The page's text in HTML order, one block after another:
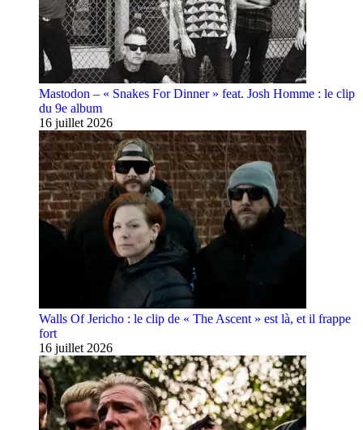
Mastodon – « Snakes For Dinner » feat. Josh Homme : le clip
du 9e album
16 juillet 2026
Walls Of Jericho : le clip de « The Ascent » est là, et il frappe
fort
16 juillet 2026